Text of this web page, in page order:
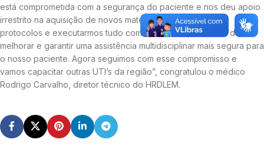
está comprometida com a segurança do paciente e nos deu apoio
irrestrito na aquisição de novos materiais para estabelecer
protocolos e executarmos tudo com excelência, no intuito de
melhorar e garantir uma assistência multidisciplinar mais segura para
o nosso paciente. Agora seguimos com esse compromisso e
vamos capacitar outras UTI’s da região”, congratulou o médico
Rodrigo Carvalho, diretor técnico do HRDLEM.